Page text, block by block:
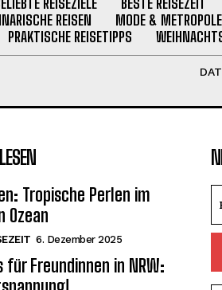
REISEN MODE &
PRAKTISCHE REISETIPPS
Tropische Perlen im
Ozean
6. Dezember 2025
für Freundinnen in NRW: